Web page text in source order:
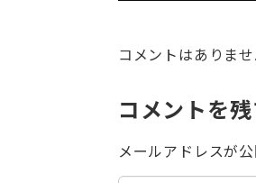
コメントはありませ
コメントを
メールアドレスが